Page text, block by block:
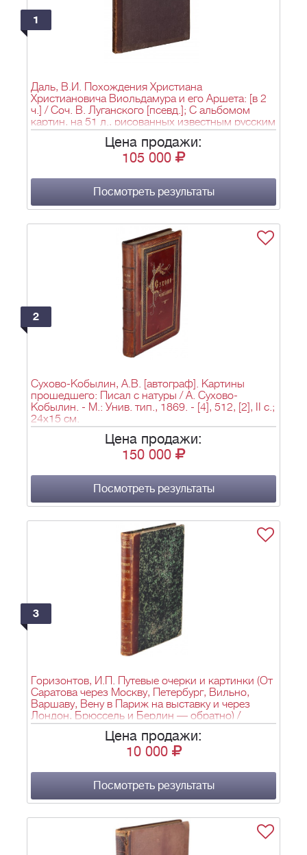
1
Даль, В.И. Похождения Христиана
Христиановича Виольдамура и его Аршета: [в 2
ч.] / Соч. В. Луганского [псевд.]; С альбомом
картин, на 51 л., рисованных известным русским
художником [А.П. Сапожниковым]. - СПб.: М.Д.
Цена продажи:
105 000
Посмотреть результаты
2
Сухово-Кобылин, А.В. [автограф]. Картины
прошедшего: Писал с натуры / А. Сухово-
Кобылин. - М.: Унив. тип., 1869. - [4], 512, [2], II с.;
24х15 см.
Цена продажи:
150 000
Посмотреть результаты
3
Горизонтов, И.П. Путевые очерки и картинки (От
Саратова через Москву, Петербург, Вильно,
Варшаву, Вену в Париж на выставку и через
Лондон, Брюссель и Берлин — обратно) /
И.П.Горизонтова [Каменного Гостя]. - Саратов:
тип. «Саратовского листка», 1890. - [4], 262, [2],
44, [2], 54 с.; 21,5x14 см.
Цена продажи:
10 000
Посмотреть результаты